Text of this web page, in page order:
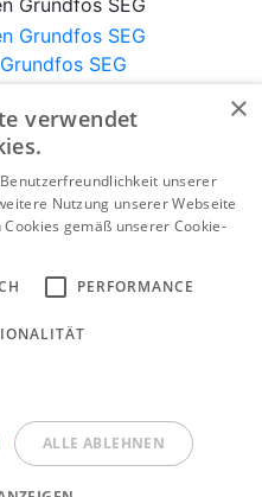
SEG
Grundfos SP
anzeigen
SEV
×
verwendet
unserer
Nutzung unserer Webseite
gemäß unserer Cookie-
PERFORMANCE
ALLE ABLEHNEN